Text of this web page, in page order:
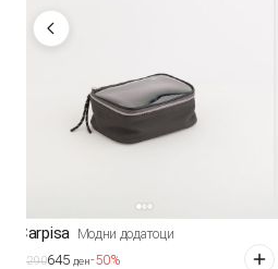
Carpisa Модни додатоци
1.290645 ден-50%